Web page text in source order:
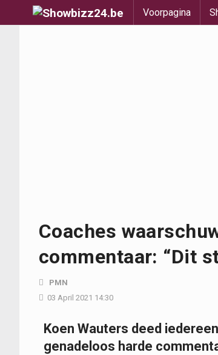
Voorpagina
Coaches
commentaar: “Dit
PMN
03 April 2021 14:30
Koen Wauters deed
genadeloos harde